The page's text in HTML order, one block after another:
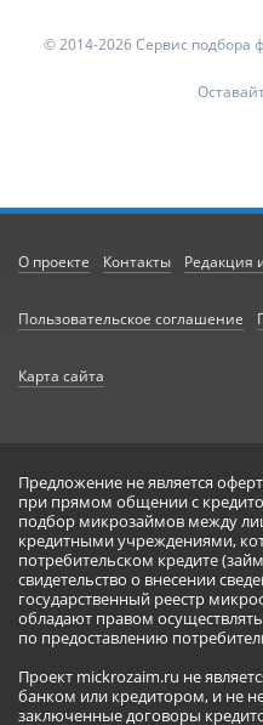
© 2014-2026 Сервис подбора
О проекте Контакты Редакция
Пользовательское соглашение
Карта сайта
Предложение не является
при прямом общении с
подбор микрозаймов между
кредитными учреждениями,
потребительском кредите
свидетельство о внесении
государственный реестр
обладают правом
по предоставлению
Проект mickrozaim.ru не
банком или кредитором, и не
заключенные договоры